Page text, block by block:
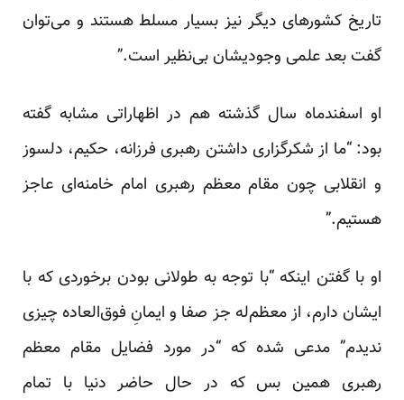
تاریخ کشورهای دیگر نیز بسیار مسلط هستند و می‌توان
گفت بعد علمی وجودیشان بی‌نظیر است.”
او اسفندماه سال گذشته هم در اظهاراتی مشابه گفته
بود: “ما از شکرگزاری داشتن رهبری فرزانه، حکیم، دلسوز
و انقلابی چون مقام معظم رهبری امام خامنه‌ای عاجز
هستیم.”
او با گفتن اینکه “با توجه به طولانی بودن برخوردی که با
ایشان دارم، از معظم‌له جز صفا و ایمانِ فوق‌العاده چیزی
ندیدم” مدعی شده که “در مورد فضایل مقام معظم
رهبری همین بس که در حال حاضر دنیا با تمام